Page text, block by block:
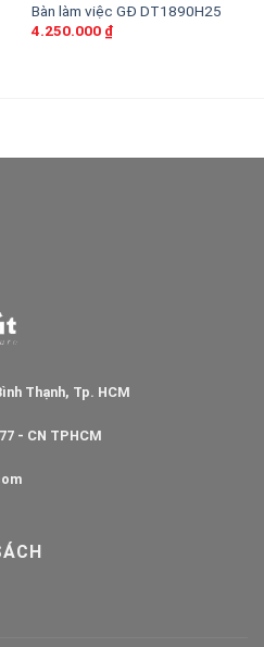
Bàn làm việc GĐ DT1890H25
4.250.000 ₫
Thạnh, Tp. HCM
- CN TPHCM